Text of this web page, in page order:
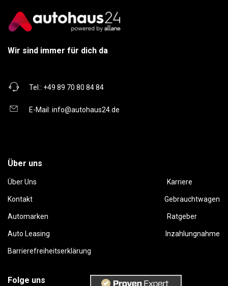
Wir sind immer für dich da
Tel.: +49 89 70 80 84 84
E-Mail: info@autohaus24.de
Über uns
Über Uns Karriere
Kontakt Gebrauchtwagen
Automarken Ratgeber
Auto Leasing Inzahlungnahme
Barrierefreiheitserklärung
Folge uns